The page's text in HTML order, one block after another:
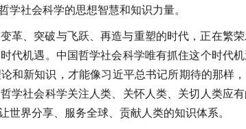
学社会科学的思想智慧和知识力量。
革、突破与飞跃、再造与重塑的时代，正在繁
代机遇。中国哲学社会科学唯有抓住这个时代
和新知识，才能像习近平总书记所期待的那样，
学社会科学关注人类、关怀人类、关切人类应
界分享、服务全球、贡献人类的知识体系。